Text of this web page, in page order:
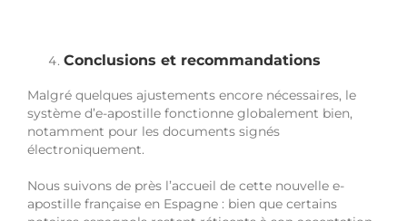
Conclusions et recommandations
Malgré quelques ajustements encore nécessaires, le
système d’e-apostille fonctionne globalement bien,
notamment pour les documents signés
électroniquement.
Nous suivons de près l’accueil de cette nouvelle e-
apostille française en Espagne : bien que certains